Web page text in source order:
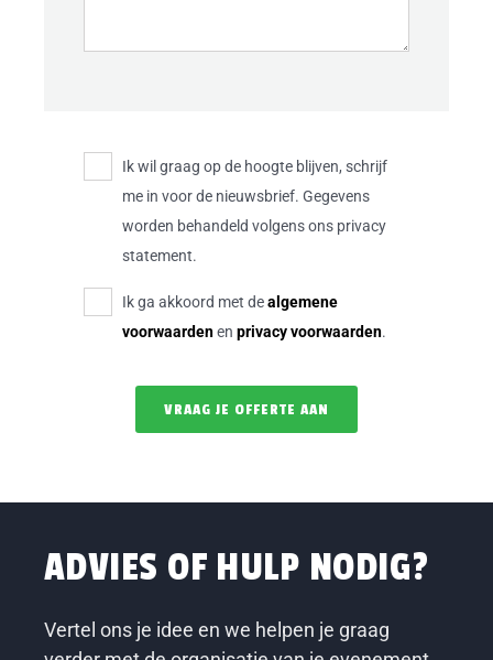
Ik wil graag op de hoogte blijven, schrijf
me in voor de nieuwsbrief. Gegevens
worden behandeld volgens ons privacy
statement.
Ik ga akkoord met dealgemene
voorwaardenen privacy voorwaarden.
ADVIES OF HULP NODIG?
Vertel ons je idee en we helpen je graag